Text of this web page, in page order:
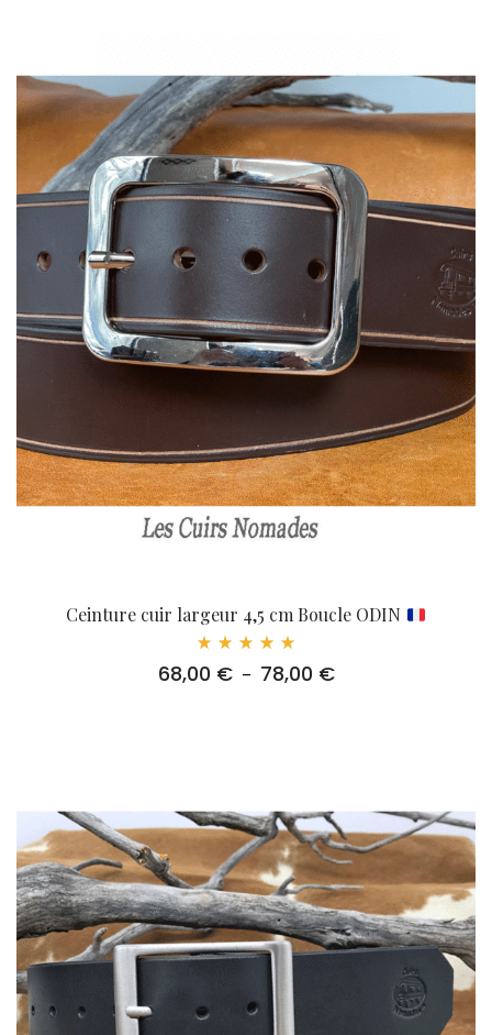
Ceinture cuir largeur 4,5 cm Boucle ODIN
5.00
68,00 € – 78,00 €Plage